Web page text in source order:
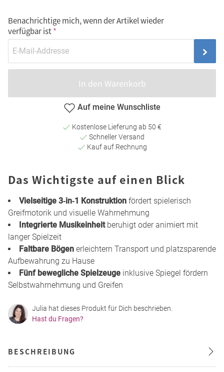
Benachrichtige mich, wenn der Artikel wieder
verfügbar ist
In den Warenkorb
Auf meine Wunschliste
Kostenlose Lieferung ab 50 €
Schneller Versand
Kauf auf Rechnung
Das Wichtigste auf einen Blick
Vielseitige 3‑in‑1 Konstruktion fördert spielerisch
Greifmotorik und visuelle Wahrnehmung
Integrierte Musikeinheitberuhigt oder animiert mit
langer Spielzeit
Faltbare Bögen erleichtern Transport und platzsparende
Aufbewahrung zu Hause
Fünf bewegliche Spielzeuge inklusive Spiegel fördern
Selbstwahrnehmung und Greifen
Julia hat dieses Produkt für Dich beschrieben.
Hast du Fragen?
BESCHREIBUNG